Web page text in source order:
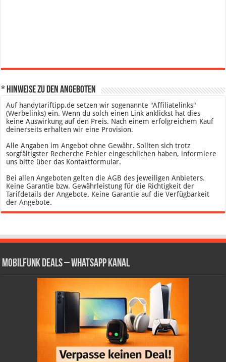
* Hinweise zu den Angeboten
Auf handytariftipp.de setzen wir sogenannte "Affiliatelinks"
(Werbelinks) ein. Wenn du solch einen Link anklickst hat dies
keine Auswirkung auf den Preis. Nach einem erfolgreichem Kauf
deinerseits erhalten wir eine Provision.
Alle Angaben im Angebot ohne Gewähr. Sollten sich trotz
sorgfältigster Recherche Fehler eingeschlichen haben, informiere
uns bitte über das Kontaktformular.
Bei allen Angeboten gelten die AGB des jeweiligen Anbieters.
Keine Garantie bzw. Gewährleistung für die Richtigkeit der
Tarifdetails der Angebote. Keine Garantie auf die Verfügbarkeit
der Angebote.
Mobilfunk Deals – WhatsApp Kanal